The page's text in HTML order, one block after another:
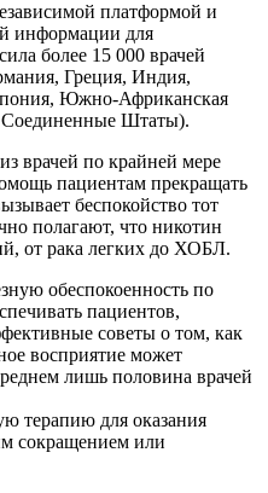
платформой и
информации для
более 15 000 врачей
Греция, Индия,
Южно-Африканская
Соединенные Штаты).
врачей по крайней мере
пациентам прекращать
беспокойство тот
полагают, что никотин
от рака легких до ХОБЛ.
обеспокоенность по
пациентов,
советы о том, как
восприятие может
лишь половина врачей
терапию для оказания
сокращением или